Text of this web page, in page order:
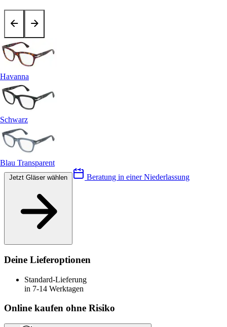
Havanna
Schwarz
Blau Transparent
Beratung in einer Niederlassung
Deine Lieferoptionen
Standard-Lieferung
in 7-14 Werktagen
Online kaufen ohne Risiko